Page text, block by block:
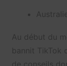
Au début du
bannit TikTok
de conseils